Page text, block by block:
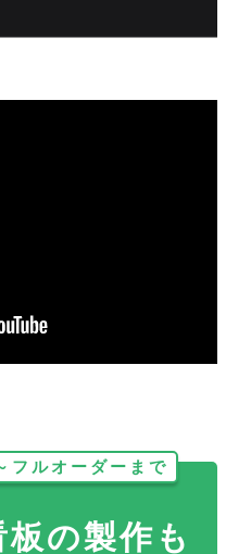
フルオーダーまで
の製作も